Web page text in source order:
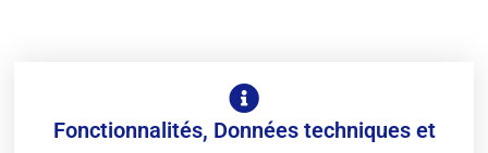
Fonctionnalités, Données techniques et